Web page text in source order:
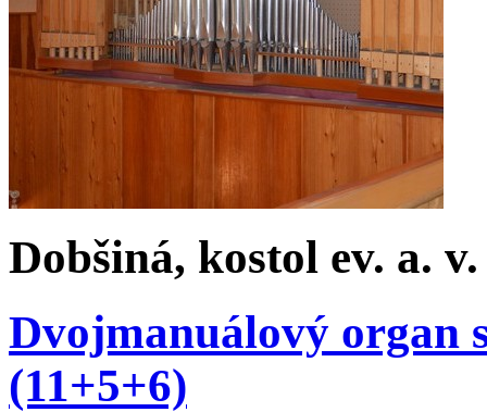
Dobšiná, kostol ev. a. v.
Dvojmanuálový organ
(11+5+6)